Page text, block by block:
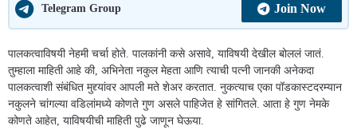
Telegram Group Join Now
पालकत्वाविषयी नेहमी चर्चा होते. पालकांनी कसे असावे, याविषयी देखील बोललं जातं.
तुम्हाला माहिती आहे की, अभिनेता नकुल मेहता आणि त्याची पत्नी जानकी अनेकदा
पालकत्वाशी संबंधित मुद्द्यांवर आपली मते शेअर करतात. नुकत्याच एका पॉडकास्टदरम्यान
नकुलने चांगल्या वडिलांमध्ये कोणते गुण असले पाहिजेत हे सांगितले. आता हे गुण नेमके
कोणते आहेत, याविषयीची माहिती पुढे जाणून घेऊया.